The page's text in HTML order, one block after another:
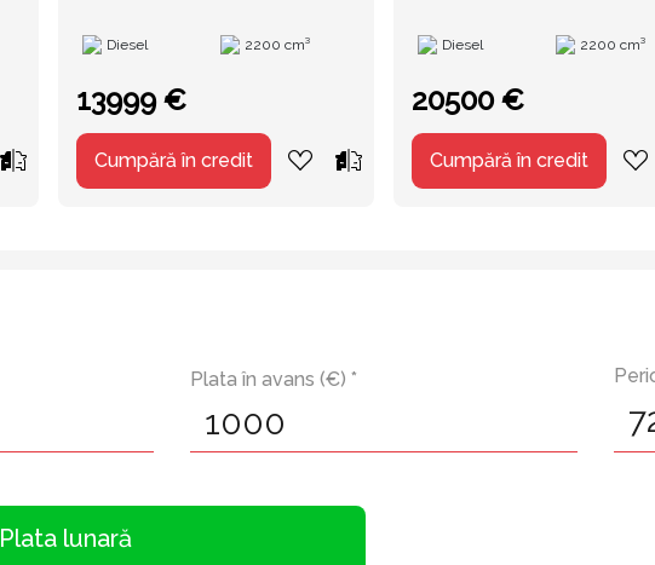
Diesel 2200 cm³
13999 €
Cumpără în credit
Diesel 2200 cm³
20500 €
Cumpără în credit
Plata în avans (€) *
Plata lunară